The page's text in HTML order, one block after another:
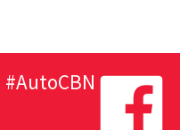
#AutoCBN